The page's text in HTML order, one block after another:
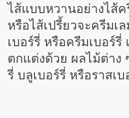
ไส้แบบหวานอย่างไส้
หรือไส้เปรี้ยวจะครีมเ
เบอร์รี่ หรือครีมเบอร์รี่
ตกแต่งด้วย ผลไม้ต่าง
รี่ บลูเบอร์รี่ หรือราสเ